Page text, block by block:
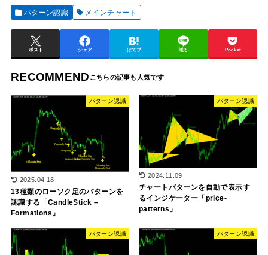
パターン認識 メインチャート
ポスト シェア はてブ 送る Pocket
RECOMMEND
パターン認識
2025.04.18
13種類のローソク足のパターンを
認識する「CandleStick –
Formations」
パターン認識
2024.11.09
チャートパターンを自動で表示す
るインジケーター「price-
patterns」
パターン認識 パターン認識